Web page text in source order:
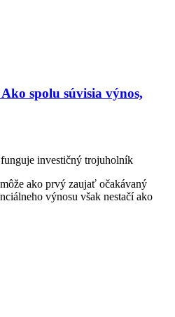
spolu súvisia výnos,
investičný trojuholník
ako prvý zaujať očakávaný
výnosu však nestačí ako